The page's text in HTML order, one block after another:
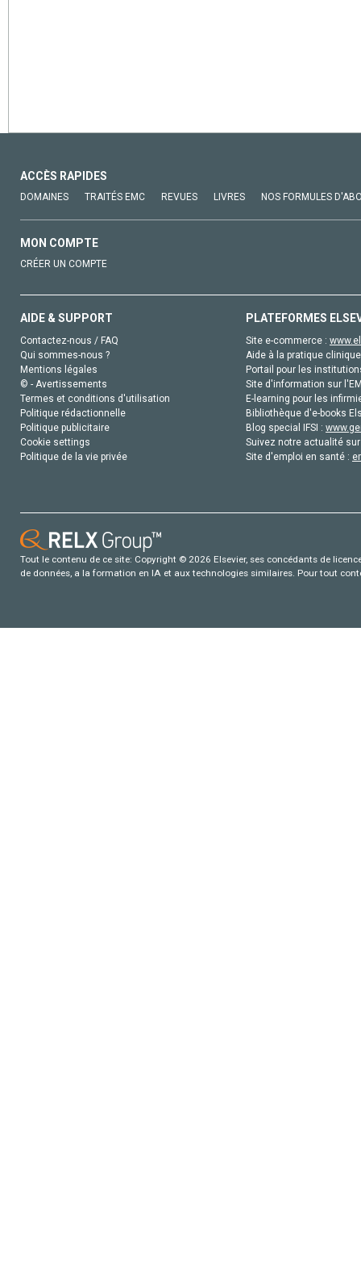
ACCÈS RAPIDES
DOMAINES TRAITÉS EMC REVUES LIVRES NOS FORMULES
MON COMPTE
CRÉER UN COMPTE
AIDE & SUPPORT
Contactez-nous / FAQ
Qui sommes-nous ?
Mentions légales
© - Avertissements
Termes et conditions d'utilisation
Politique rédactionnelle
Politique publicitaire
Cookie settings
Politique de la vie privée
PLATEFORMES
Site e-commerce :
Aide à la pratique
Portail pour les
Site d'information sur
E-learning pour les
Bibliothèque d'e-books
Blog special IFSI :
Suivez notre actualité
Site d'emploi en santé :
Tout le contenu de ce site: Copyright © 2026 Elsevier, ses concédants de
de données, a la formation en IA et aux technologies similaires. Pour tout